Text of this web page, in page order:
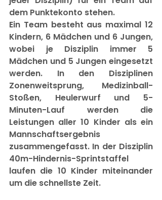
dem Punktekonto stehen.
Ein Team besteht aus maximal 12
Kindern, 6 Mädchen und 6 Jungen,
wobei je Disziplin immer 5
Mädchen und 5 Jungen eingesetzt
werden. In den Disziplinen
Zonenweitsprung, Medizinball-
Stoßen, Heulerwurf und 5-
Minuten-Lauf werden die
Leistungen aller 10 Kinder als ein
Mannschaftsergebnis
zusammengefasst. In der Disziplin
40m-Hindernis-Sprintstaffel
laufen die 10 Kinder miteinander
um die schnellste Zeit.